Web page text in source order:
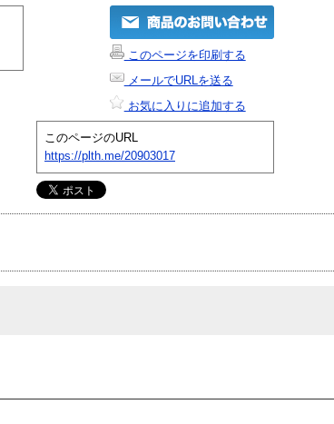
このページを印刷する
メールでURLを送る
お気に入りに追加する
このページのURL
https://plth.me/20903017